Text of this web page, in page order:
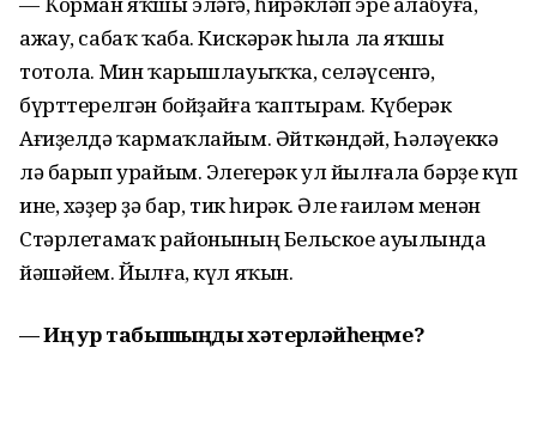
ажау, сабаҡ ҡаба. Кискәрәк һыла ла яҡшы
тотола. Мин ҡарышлауыҡҡа, селәүсенгә,
бүрттерелгән бойҙайға ҡаптырам. Күберәк
Ағиҙелдә ҡармаҡлайым. Әйткәндәй, Һәләүеккә
лә барып урайым. Элегерәк ул йылғала бәрҙе күп
ине, хәҙер ҙә бар, тик һирәк. Әле ғаиләм менән
Стәрлетамаҡ районының Бельское ауылында
йәшәйем. Йылға, күл яҡын.
— Иң ҙур табышыңды хәтерләйһеңме?